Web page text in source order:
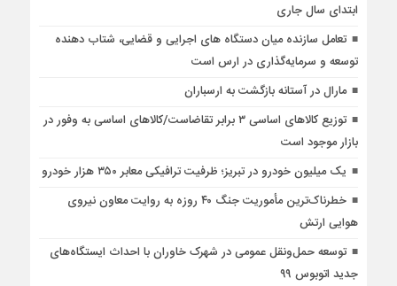
ابتدای سال جاری
تعامل سازنده میان دستگاه‌ های اجرایی و قضایی، شتاب‌ دهنده
توسعه و سرمایه‌گذاری در ارس است
مارال در آستانه بازگشت به ارسباران
توزیع کالاهای اساسی ۳ برابر تقاضاست/کالاهای اساسی به وفور در
بازار موجود است
یک میلیون خودرو در تبریز؛ ظرفیت ترافیکی معابر ۳۵۰ هزار خودرو
خطرناک‌ترین مأموریت جنگ ۴۰ روزه به روایت معاون نیروی
هوایی ارتش
توسعه حمل‌ونقل عمومی در شهرک خاوران با احداث ایستگاه‌های
جدید اتوبوس ۹۹